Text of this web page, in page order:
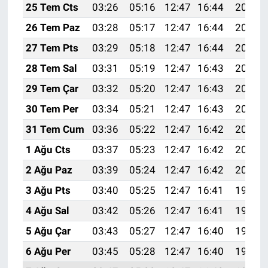
25 Tem Cts
03:26 05:16 12:47 16:44
20:08
26 Tem Paz
03:28 05:17 12:47 16:44
20:07
27 Tem Pts
03:29 05:18 12:47 16:44
20:06
28 Tem Sal
03:31 05:19 12:47 16:43
20:05
29 Tem Çar
03:32 05:20 12:47 16:43
20:04
30 Tem Per
03:34 05:21 12:47 16:43
20:03
31 Tem Cum
03:36 05:22 12:47 16:42
20:02
1 Ağu Cts
03:37 05:23 12:47 16:42
20:01
2 Ağu Paz
03:39 05:24 12:47 16:42
20:00
3 Ağu Pts
03:40 05:25 12:47 16:41
19:59
4 Ağu Sal
03:42 05:26 12:47 16:41
19:58
5 Ağu Çar
03:43 05:27 12:47 16:40
19:56
6 Ağu Per
03:45 05:28 12:47 16:40
19:55